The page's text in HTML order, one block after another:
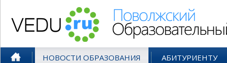
НОВОСТИ ОБРАЗОВАНИЯ АБИТУРИЕНТУ